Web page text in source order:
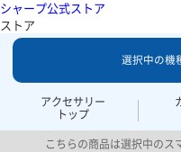
シャープ公式ストア
ストア
アクセサリー
トップ
選択中の機
こちらの商品は選択中のス